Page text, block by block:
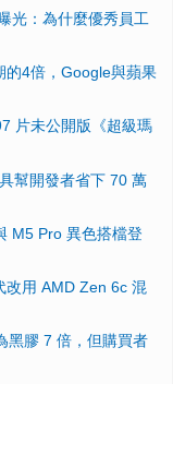
光：為什麼優秀員工
的4倍，Google與蘋果
片未公開版《超級瑪
幫開發者省下 70 萬
M5 Pro 異色搭檔登
改用 AMD Zen 6c 混
黑膠 7 倍，但購買者